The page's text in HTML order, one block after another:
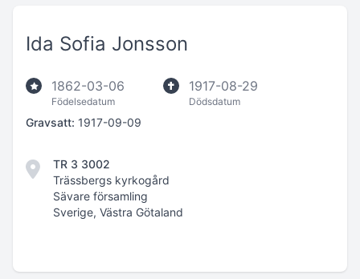
Ida Sofia Jonsson
1862-03-06
Födelsedatum
1917-08-29
Dödsdatum
Gravsatt: 1917-09-09
TR 3 3002
Trässbergs kyrkogård
Sävare församling
Sverige, Västra Götaland